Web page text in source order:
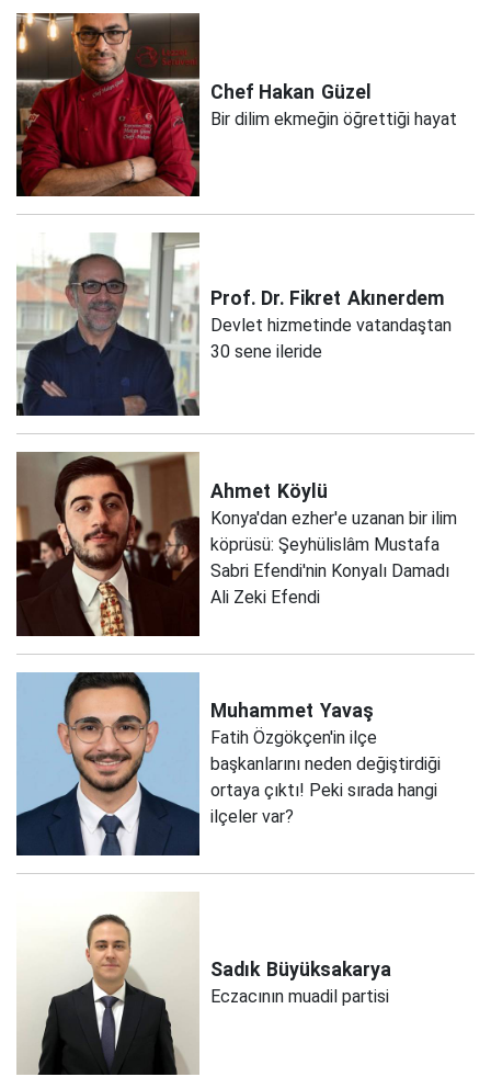
Chef Hakan Güzel
Bir dilim ekmeğin öğrettiği hayat
Prof. Dr. Fikret Akınerdem
Devlet hizmetinde vatandaştan
30 sene ileride
Ahmet Köylü
Konya'dan ezher'e uzanan bir ilim
köprüsü: Şeyhülislâm Mustafa
Sabri Efendi'nin Konyalı Damadı
Ali Zeki Efendi
Muhammet Yavaş
Fatih Özgökçen'in ilçe
başkanlarını neden değiştirdiği
ortaya çıktı! Peki sırada hangi
ilçeler var?
Sadık Büyüksakarya
Eczacının muadil partisi